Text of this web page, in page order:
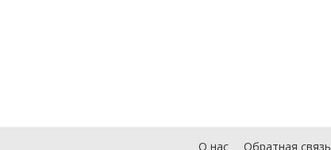
О нас Обратная связь